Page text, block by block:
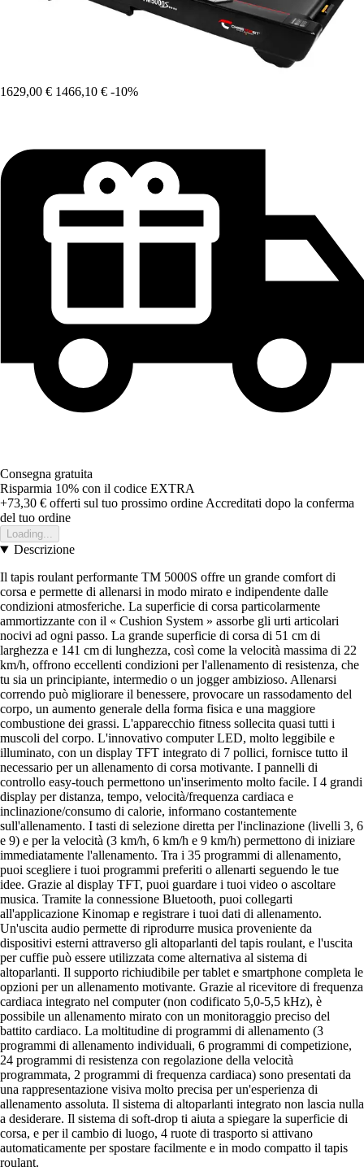
1629,00 € 1466,10 € -10%
Consegna gratuita
Risparmia 10% con il codice EXTRA
+73,30 € offerti sul tuo prossimo ordine Accreditati dopo la conferma
del tuo ordine
Loading...
Descrizione
Il tapis roulant performante TM 5000S offre un grande comfort di
corsa e permette di allenarsi in modo mirato e indipendente dalle
condizioni atmosferiche. La superficie di corsa particolarmente
ammortizzante con il « Cushion System » assorbe gli urti articolari
nocivi ad ogni passo. La grande superficie di corsa di 51 cm di
larghezza e 141 cm di lunghezza, così come la velocità massima di 22
km/h, offrono eccellenti condizioni per l'allenamento di resistenza, che
tu sia un principiante, intermedio o un jogger ambizioso. Allenarsi
correndo può migliorare il benessere, provocare un rassodamento del
corpo, un aumento generale della forma fisica e una maggiore
combustione dei grassi. L'apparecchio fitness sollecita quasi tutti i
muscoli del corpo. L'innovativo computer LED, molto leggibile e
illuminato, con un display TFT integrato di 7 pollici, fornisce tutto il
necessario per un allenamento di corsa motivante. I pannelli di
controllo easy-touch permettono un'inserimento molto facile. I 4 grandi
display per distanza, tempo, velocità/frequenza cardiaca e
inclinazione/consumo di calorie, informano costantemente
sull'allenamento. I tasti di selezione diretta per l'inclinazione (livelli 3, 6
e 9) e per la velocità (3 km/h, 6 km/h e 9 km/h) permettono di iniziare
immediatamente l'allenamento. Tra i 35 programmi di allenamento,
puoi scegliere i tuoi programmi preferiti o allenarti seguendo le tue
idee. Grazie al display TFT, puoi guardare i tuoi video o ascoltare
musica. Tramite la connessione Bluetooth, puoi collegarti
all'applicazione Kinomap e registrare i tuoi dati di allenamento.
Un'uscita audio permette di riprodurre musica proveniente da
dispositivi esterni attraverso gli altoparlanti del tapis roulant, e l'uscita
per cuffie può essere utilizzata come alternativa al sistema di
altoparlanti. Il supporto richiudibile per tablet e smartphone completa le
opzioni per un allenamento motivante. Grazie al ricevitore di frequenza
cardiaca integrato nel computer (non codificato 5,0-5,5 kHz), è
possibile un allenamento mirato con un monitoraggio preciso del
battito cardiaco. La moltitudine di programmi di allenamento (3
programmi di allenamento individuali, 6 programmi di competizione,
24 programmi di resistenza con regolazione della velocità
programmata, 2 programmi di frequenza cardiaca) sono presentati da
una rappresentazione visiva molto precisa per un'esperienza di
allenamento assoluta. Il sistema di altoparlanti integrato non lascia nulla
a desiderare. Il sistema di soft-drop ti aiuta a spiegare la superficie di
corsa, e per il cambio di luogo, 4 ruote di trasporto si attivano
automaticamente per spostare facilmente e in modo compatto il tapis
roulant.